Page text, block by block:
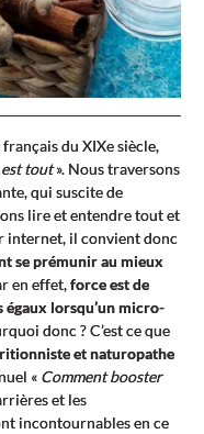
du XIXe siècle,
tout». Nous traversons
qui suscite de
lire et entendre tout et
internet, il convient donc
se prémunir au mieux
en effet,force est de
égaux lorsqu’un micro-
donc ? C’est ce que
et naturopathe
« Comment booster
et les
incontournables en ce